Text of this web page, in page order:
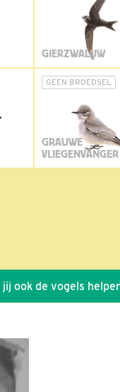
GIERZWALUW
GEEN BROEDSEL
GRAUWE
VLIEGENVANGER
de vogels helpen: dat